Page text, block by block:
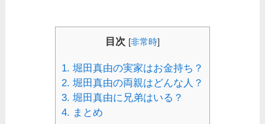
目次 [非常時]
1. 堀田真由の実家はお金持ち？
2. 堀田真由の両親はどんな人？
3. 堀田真由に兄弟はいる？
4. まとめ